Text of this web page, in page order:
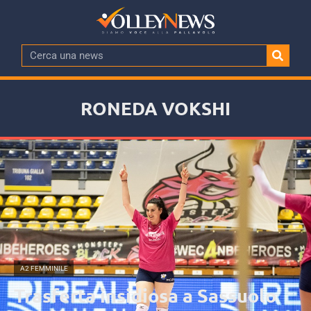
RONEDA VOKSHI
A2 FEMMINILE
Trasferta insidiosa a Sassuolo